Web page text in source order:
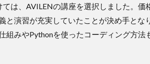
ては、AVILENの講座を選択しました。
と演習が充実していたことが決め手とな
組みやPythonを使ったコーディング方法